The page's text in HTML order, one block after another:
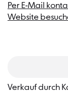
Per E-Mail
Website
​Verkauf durch